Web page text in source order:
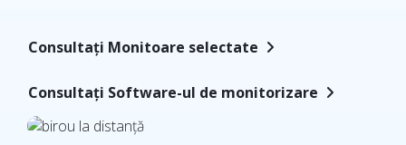
Consultați Monitoare selectate
Consultați Software-ul de monitorizare